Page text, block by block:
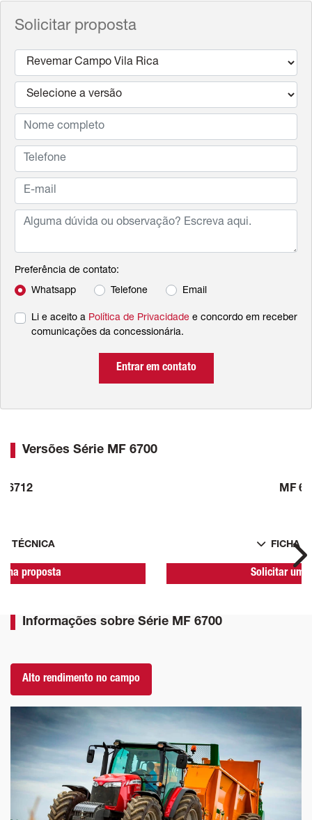
Solicitar proposta
Preferência de contato:
Whatsapp Telefone Email
Li e aceito a Política de Privacidade e concordo em receber
comunicações da concessionária.
Entrar em contato
Versões Série MF 6700
6712
TÉCNICA
proposta
MF
FICHA
Solicitar
Informações sobre Série MF 6700
Alto rendimento no campo